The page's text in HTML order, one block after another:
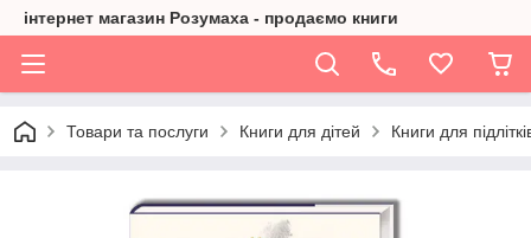
інтернет магазин Розумаха - продаємо книги
Товари та послуги Книги для дітей Книги для